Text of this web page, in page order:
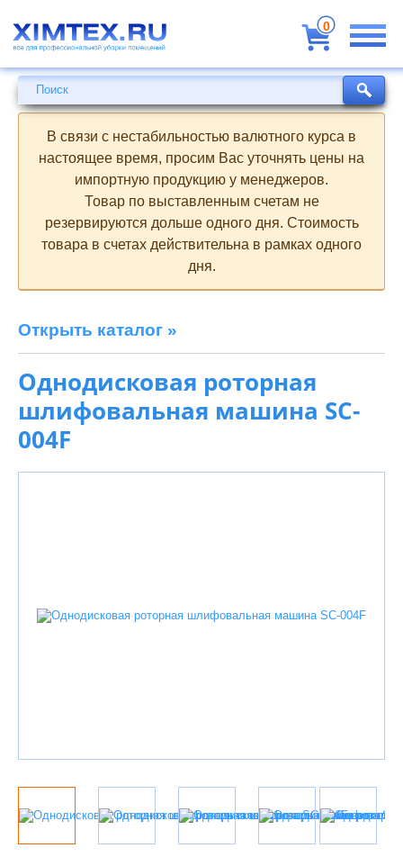
для
профессиональной
уборки
помещений
Поиск
В связи с нестабильностью валютного курса в
настоящее время, просим Вас уточнять цены на
импортную продукцию у менеджеров.
Товар по выставленным счетам не
резервируются дольше одного дня. Стоимость
товара в счетах действительна в рамках одного
дня.
Открыть каталог »
Однодисковая роторная
шлифовальная машина SC-
004F
Поиск
0